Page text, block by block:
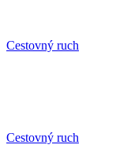
Cestovný ruch
Cestovný ruch